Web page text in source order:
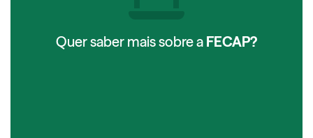
Quer saber mais sobre a FECAP?